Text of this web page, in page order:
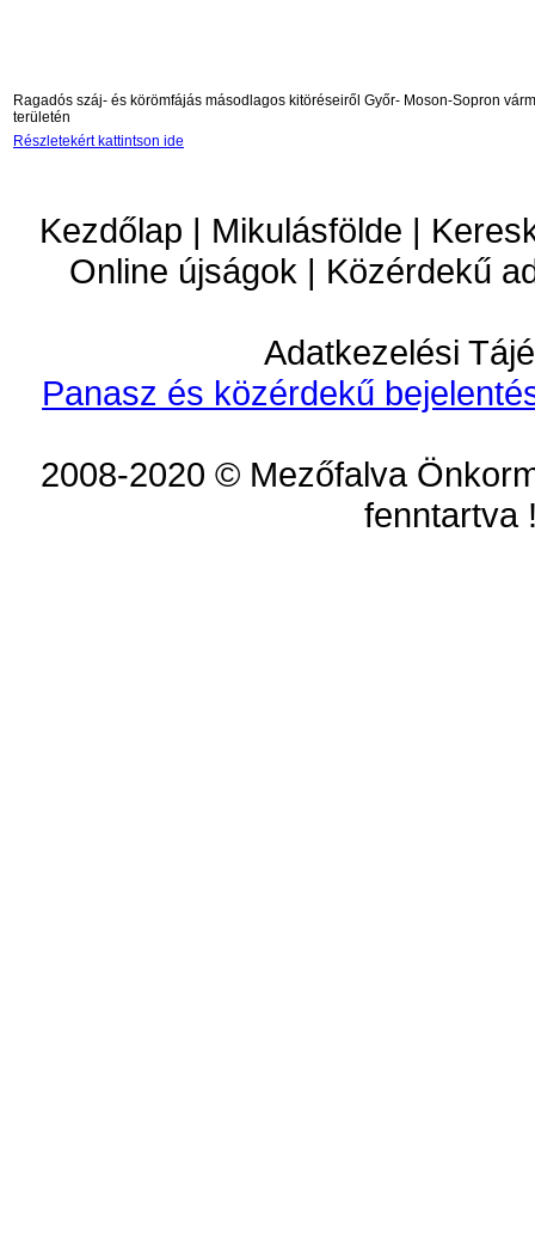
Ragadós száj- és körömfájás másodlagos kitöréseiről Győr- Moson-Sopron
területén
Részletekért kattintson ide
Kezdőlap | Mikulásfölde |
Online újságok | Közérdekű
Adatkezelési
Panasz és közérdekű
2008-2020 © Mezőfalva
fenntartva